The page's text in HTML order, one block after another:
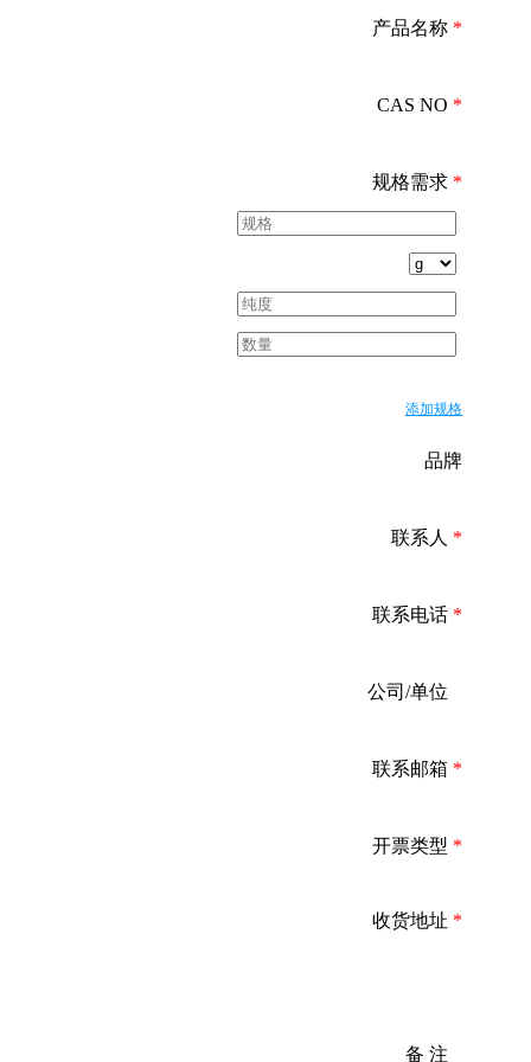
产品名称 *
CAS NO *
规格需求 *
添加规格
品牌
联系人 *
联系电话 *
公司/单位
联系邮箱 *
开票类型 *
收货地址 *
备 注